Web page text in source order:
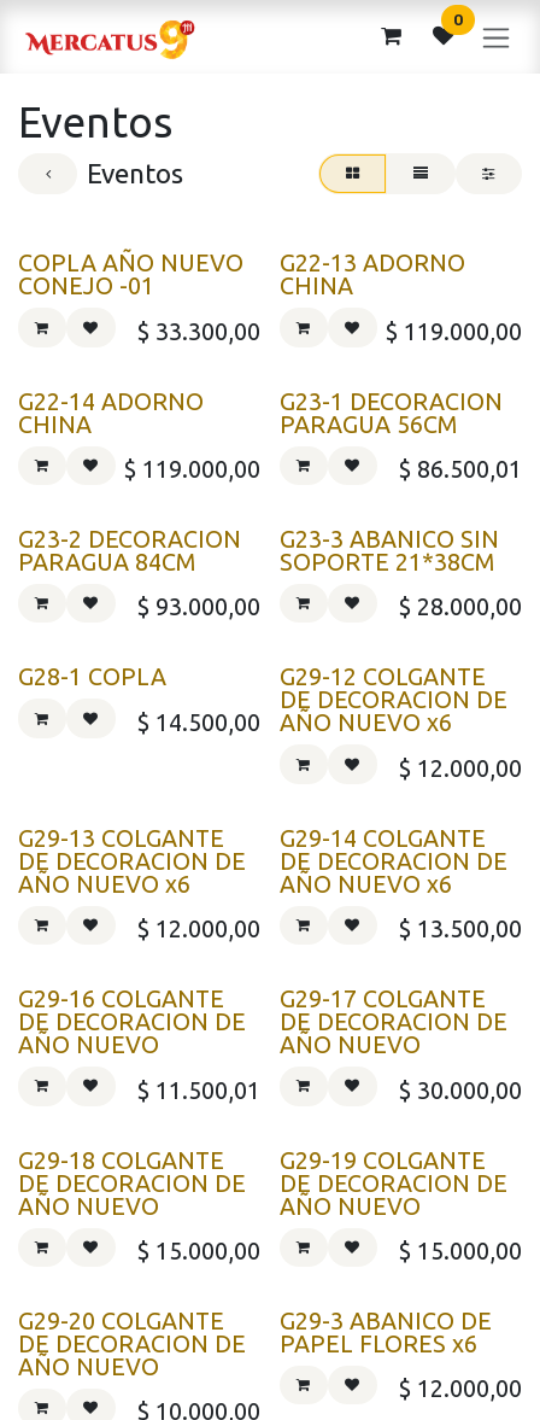
0
Eventos
Eventos
COPLA AÑO NUEVO
CONEJO -01
$ 33.300,00
G22-13 ADORNO
CHINA
$ 119.000,00
G22-14 ADORNO
CHINA
$ 119.000,00
G23-1 DECORACION
PARAGUA 56CM
$ 86.500,01
G23-2 DECORACION
PARAGUA 84CM
$ 93.000,00
G23-3 ABANICO SIN
SOPORTE 21*38CM
$ 28.000,00
G28-1 COPLA
$ 14.500,00
G29-12 COLGANTE
DE DECORACION DE
AÑO NUEVO x6
$ 12.000,00
G29-13 COLGANTE
DE DECORACION DE
AÑO NUEVO x6
$ 12.000,00
G29-14 COLGANTE
DE DECORACION DE
AÑO NUEVO x6
$ 13.500,00
G29-16 COLGANTE
DE DECORACION DE
AÑO NUEVO
$ 11.500,01
G29-17 COLGANTE
DE DECORACION DE
AÑO NUEVO
$ 30.000,00
G29-18 COLGANTE
DE DECORACION DE
AÑO NUEVO
$ 15.000,00
G29-19 COLGANTE
DE DECORACION DE
AÑO NUEVO
$ 15.000,00
G29-20 COLGANTE
DE DECORACION DE
AÑO NUEVO
$ 10.000,00
G29-3 ABANICO DE
PAPEL FLORES x6
$ 12.000,00